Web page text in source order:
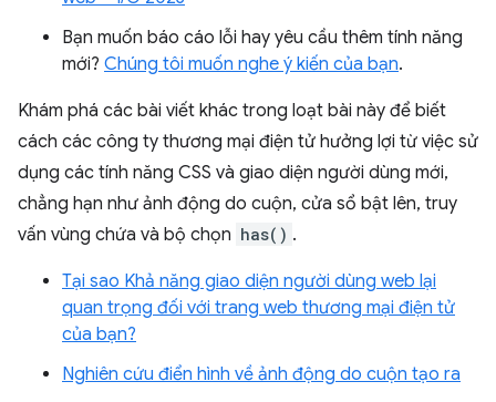
Bạn muốn báo cáo lỗi hay yêu cầu thêm tính năng
mới? Chúng tôi muốn nghe ý kiến của bạn.
Khám phá các bài viết khác trong loạt bài này để biết
cách các công ty thương mại điện tử hưởng lợi từ việc sử
dụng các tính năng CSS và giao diện người dùng mới,
chẳng hạn như ảnh động do cuộn, cửa sổ bật lên, truy
vấn vùng chứa và bộ chọn has() .
Tại sao Khả năng giao diện người dùng web lại
quan trọng đối với trang web thương mại điện tử
của bạn?
Nghiên cứu điển hình về ảnh động do cuộn tạo ra